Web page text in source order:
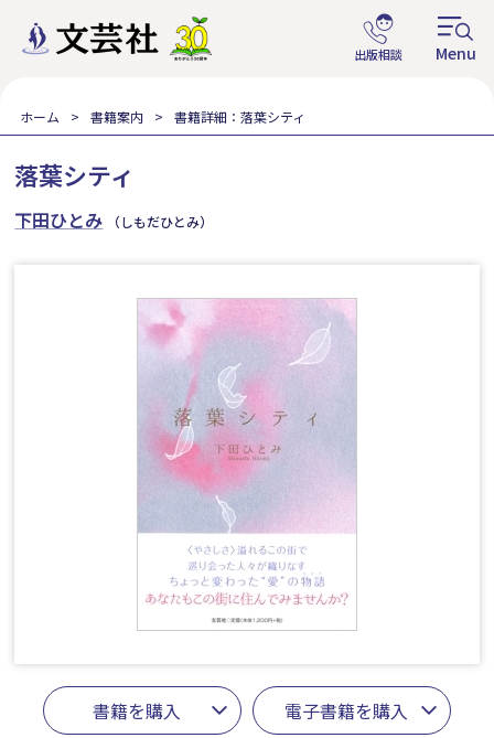
ホーム 書籍案内 書籍詳細：落葉シティ
落葉シティ
下田ひとみ （しもだひとみ）
書籍を購入 電子書籍を購入